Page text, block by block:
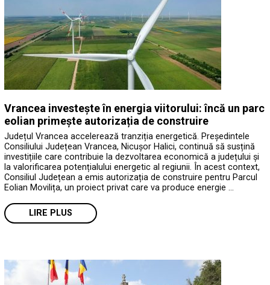
Vrancea investește în energia viitorului: încă un parc
eolian primește autorizația de construire
Județul Vrancea accelerează tranziția energetică. Președintele
Consiliului Județean Vrancea, Nicușor Halici, continuă să susțină
investițiile care contribuie la dezvoltarea economică a județului și
la valorificarea potențialului energetic al regiunii. În acest context,
Consiliul Județean a emis autorizația de construire pentru Parcul
Eolian Movilița, un proiect privat care va produce energie …
LIRE PLUS